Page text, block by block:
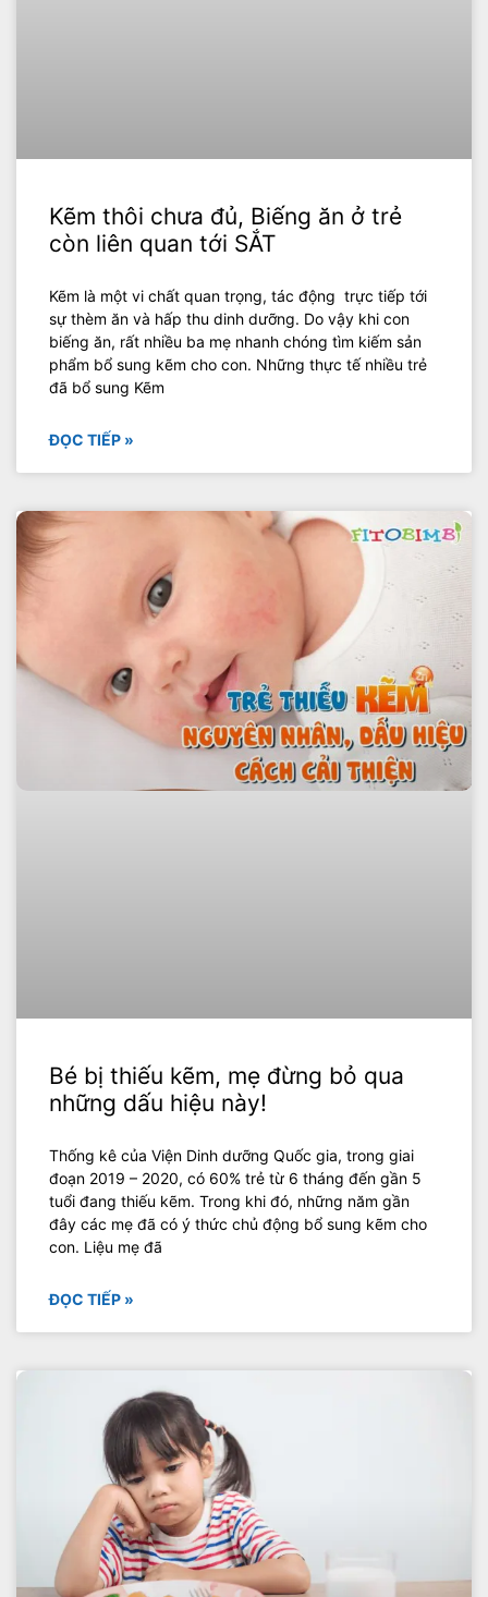
Kẽm thôi chưa đủ, Biếng ăn ở trẻ
còn liên quan tới SẮT
Kẽm là một vi chất quan trọng, tác động trực tiếp tới
sự thèm ăn và hấp thu dinh dưỡng. Do vậy khi con
biếng ăn, rất nhiều ba mẹ nhanh chóng tìm kiếm sản
phẩm bổ sung kẽm cho con. Những thực tế nhiều trẻ
đã bổ sung Kẽm
ĐỌC TIẾP »
Bé bị thiếu kẽm, mẹ đừng bỏ qua
những dấu hiệu này!
Thống kê của Viện Dinh dưỡng Quốc gia, trong giai
đoạn 2019 – 2020, có 60% trẻ từ 6 tháng đến gần 5
tuổi đang thiếu kẽm. Trong khi đó, những năm gần
đây các mẹ đã có ý thức chủ động bổ sung kẽm cho
con. Liệu mẹ đã
ĐỌC TIẾP »